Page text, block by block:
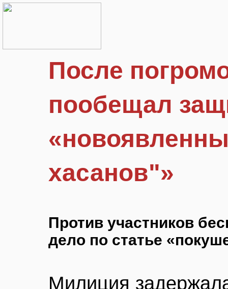
После
пообещал
хасанов"»
Против участников
дело по статье
Милиция